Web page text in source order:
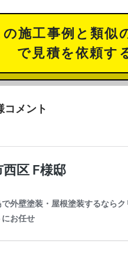
の施工事例と類似
で見積を依頼す
コメント